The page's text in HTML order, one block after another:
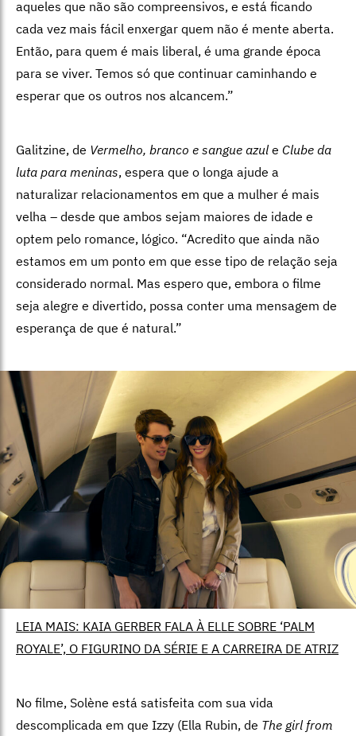
aqueles que não são compreensivos, e está ficando
cada vez mais fácil enxergar quem não é mente aberta.
Então, para quem é mais liberal, é uma grande época
para se viver. Temos só que continuar caminhando e
esperar que os outros nos alcancem.”
Galitzine, de Vermelho, branco e sangue azul e Clube da
luta para meninas, espera que o longa ajude a
naturalizar relacionamentos em que a mulher é mais
velha – desde que ambos sejam maiores de idade e
optem pelo romance, lógico. “Acredito que ainda não
estamos em um ponto em que esse tipo de relação seja
considerado normal. Mas espero que, embora o filme
seja alegre e divertido, possa conter uma mensagem de
esperança de que é natural.”
LEIA MAIS: KAIA GERBER FALA À ELLE SOBRE ‘PALM
ROYALE’, O FIGURINO DA SÉRIE E A CARREIRA DE ATRIZ
No filme, Solène está satisfeita com sua vida
descomplicada em que Izzy (Ella Rubin, de The girl from